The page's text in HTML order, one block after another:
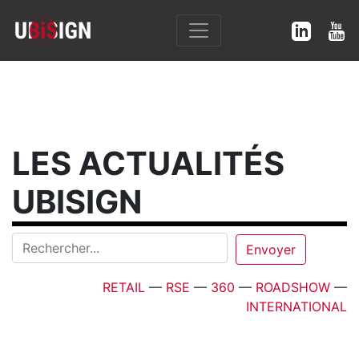
LES ACTUALITÉS
UBISIGN
RETAIL — RSE — 360 — ROADSHOW —
INTERNATIONAL